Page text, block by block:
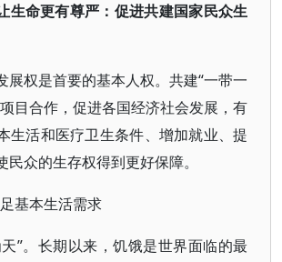
命更有尊严：促进共建国家民众生
展权是首要的基本人权。共建“一带一
目合作，促进各国经济社会发展，有
生活和医疗卫生条件、增加就业、提
民众的生存权得到更好保障。
基本生活需求
”。长期以来，饥饿是世界面临的最